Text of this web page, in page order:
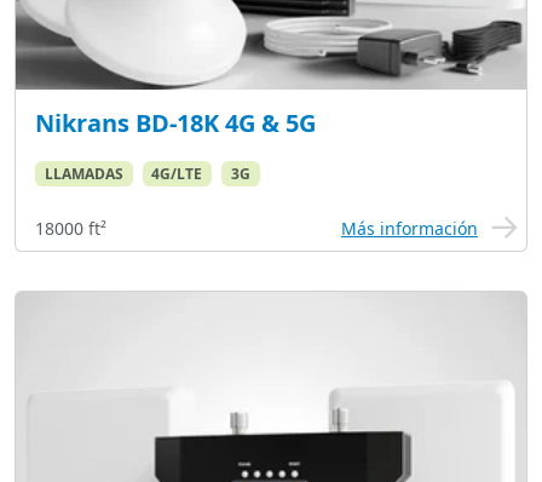
Nikrans BD-18K 4G & 5G
LLAMADAS 4G/LTE 3G
18000 ft² Más información